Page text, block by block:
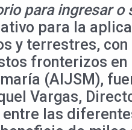
para ingresar o
para la
y terrestres,
fronterizos en
(AIJSM),
Vargas,
las